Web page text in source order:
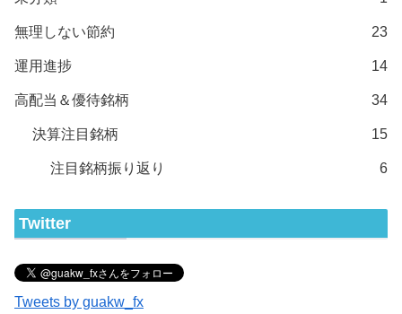
無理しない節約 23
運用進捗 14
高配当＆優待銘柄 34
決算注目銘柄 15
注目銘柄振り返り 6
Twitter
Tweets by guakw_fx